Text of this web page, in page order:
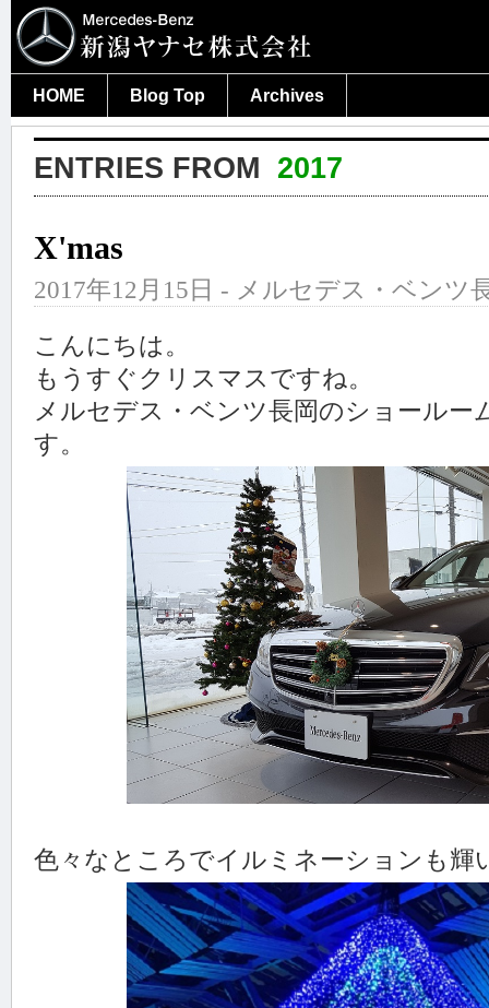
HOME Blog Top Archives
ENTRIES FROM 2017
X'mas
2017年12月15日 - メルセデス・ベンツ
こんにちは。
もうすぐクリスマスですね。
メルセデス・ベンツ長岡のショール
す。
色々なところでイルミネーションも輝